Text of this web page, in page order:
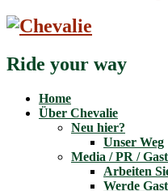
Ride your way
Home
Über Chevalie
Neu hier?
Unser Weg
Media / PR /
Arbeiten
Werde